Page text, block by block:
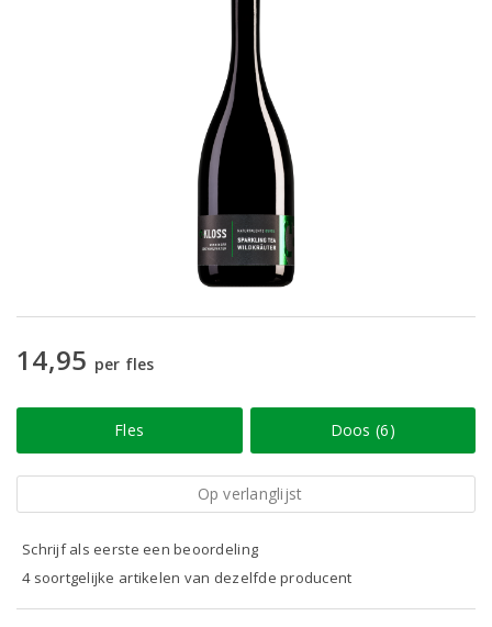
14,95 per fles
Fles Doos (6)
Op verlanglijst
Schrijf als eerste een beoordeling
4 soortgelijke artikelen van dezelfde producent